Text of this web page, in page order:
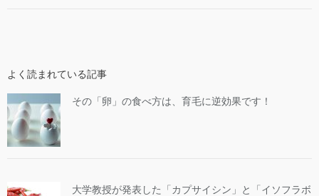
よく読まれている記事
その「卵」の食べ方は、育毛に逆効果です！
大学教授が発表した「カプサイシン」と「イソフラボ